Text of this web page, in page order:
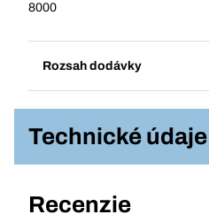
8000
Rozsah dodávky
Technické údaje
Recenzie